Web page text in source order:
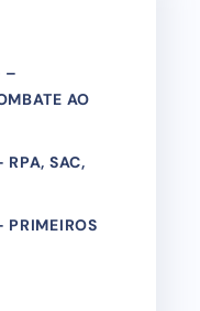
–
AO
RPA, SAC,
PRIMEIROS